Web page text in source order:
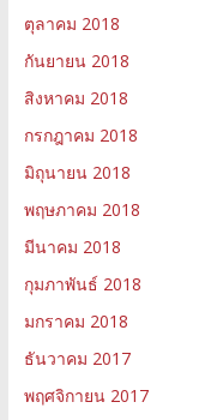
ตุลาคม 2018
กันยายน 2018
สิงหาคม 2018
กรกฎาคม 2018
มิถุนายน 2018
พฤษภาคม 2018
มีนาคม 2018
กุมภาพันธ์ 2018
มกราคม 2018
ธันวาคม 2017
พฤศจิกายน 2017